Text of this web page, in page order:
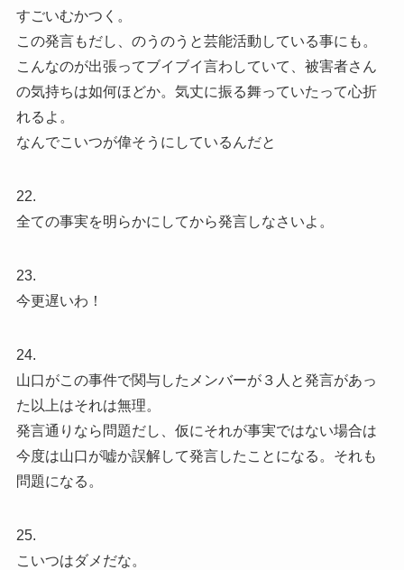
すごいむかつく。
この発言もだし、のうのうと芸能活動している事にも。
こんなのが出張ってブイブイ言わしていて、被害者さん
の気持ちは如何ほどか。気丈に振る舞っていたって心折
れるよ。
なんでこいつが偉そうにしているんだと
22.
全ての事実を明らかにしてから発言しなさいよ。
23.
今更遅いわ！
24.
山口がこの事件で関与したメンバーが３人と発言があっ
た以上はそれは無理。
発言通りなら問題だし、仮にそれが事実ではない場合は
今度は山口が嘘か誤解して発言したことになる。それも
問題になる。
25.
こいつはダメだな。